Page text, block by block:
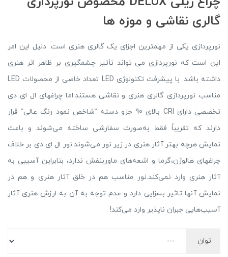
گالری نقاشی و موزه ها
نورپردازی یکی از مهمترین اجزای یک گالری هنری است. دلیل این امر
این است که نورپردازی می تواند تأثیر چشمگیری بر ظاهر اثر هنری
داشته باشد. با پیشرفت تکنولوژی LED تعداد خاصی از محصولات LED
مناسب نورپردازی گالری هنری و نقاشی هستند.اما چراغهای ال ای دی
تخصصی دارای CRI بالای 90 جزو دسته “شاخص نمود رنگ عالی” قرار
دارند که تقریباً فقط به‌صورت سفارشی ساخته می‌شوند و باعث
نمایش هرچه بهتر آثار هنری در زیر نور می‌شوند.نور ال ای دی بر خلاف
چراغهای هالوژن،گرما و اشعه‌های ماوربنفش ندارد، بنابراین آسیبی به
آثار هنری وارد نمی‌کند.نور مناسب هم در خلق آثار هنری و هم در
نمایش آنها تاثیر بسزایی دارد و عدم توجه به آن به ارزش هنری آثار
آسیب‌هایی جبران ناپذیر وارد می‌کند!
توان